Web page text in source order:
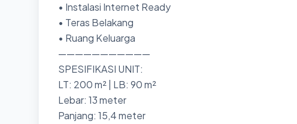
• Instalasi Internet Ready
• Teras Belakang
• Ruang Keluarga
———————————
SPESIFIKASI UNIT:
LT: 200 m² | LB: 90 m²
Lebar: 13 meter
Panjang: 15,4 meter